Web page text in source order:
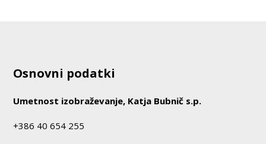
Osnovni podatki
Umetnost izobraževanje, Katja Bubnič s.p.
+386 40 654 255